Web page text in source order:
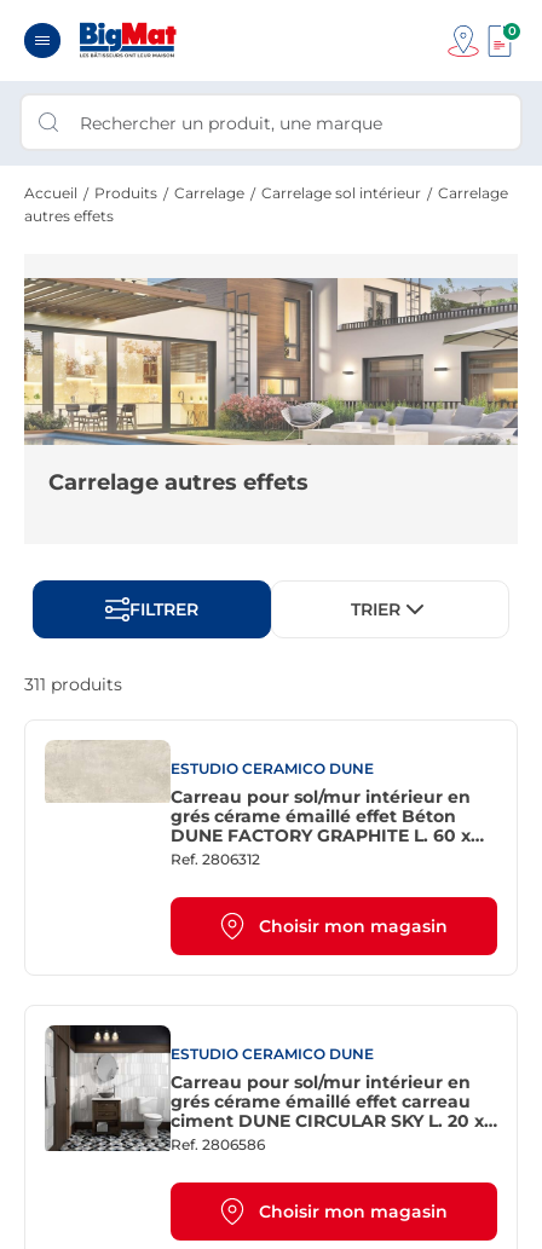
0
Accueil Produits Carrelage Carrelage sol intérieur
Carrelage
autres effets
Carrelage autres effets
FILTRER TRIER
311 produits
ESTUDIO CERAMICO DUNE
Carreau pour sol/mur intérieur en
grés cérame émaillé effet Béton
DUNE FACTORY GRAPHITE L. 60 x
60 cm x Ep. 10 mm - Rectifié
Ref. 2806312
Choisir mon magasin
ESTUDIO CERAMICO DUNE
Carreau pour sol/mur intérieur en
grés cérame émaillé effet carreau
ciment DUNE CIRCULAR SKY L. 20 x
20 cm x Ép. 9 mm
Ref. 2806586
Choisir mon magasin